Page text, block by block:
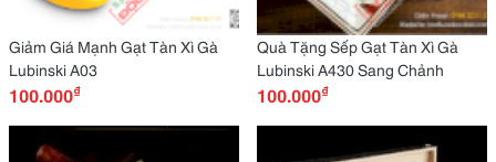
Giảm Giá Mạnh Gạt Tàn Xì Gà
Lubinski A03
100.000₫
Quà Tặng Sếp Gạt Tàn Xì Gà
Lubinski A430 Sang Chảnh
100.000₫